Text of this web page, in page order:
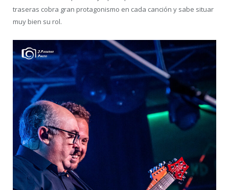
traseras cobra gran protagonismo en cada canción y sabe situar
muy bien su rol.